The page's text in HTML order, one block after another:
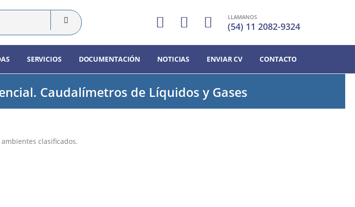
LLAMANOS
(54) 11 2082-9324
SERVICIOS DOCUMENTACIÓN NOTICIAS ENVIAR CV CONTACTO
Caudalímetros de Líquidos y Gases
clasificados.